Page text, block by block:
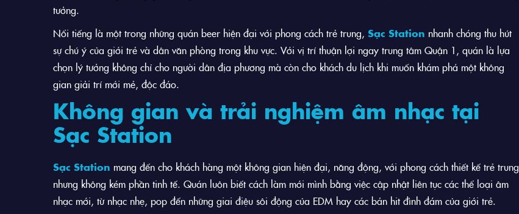
tưởng.
Nổi tiếng là một trong những quán beer hiện đại với phong cách trẻ trung, Sạc Station nhanh chóng thu hút
sự chú ý của giới trẻ và dân văn phòng trong khu vực. Với vị trí thuận lợi ngay trung tâm Quận 1, quán là lựa
chọn lý tưởng không chỉ cho người dân địa phương mà còn cho khách du lịch khi muốn khám phá một không
gian giải trí mới mẻ, độc đáo.
Không gian và trải nghiệm âm nhạc tại
Sạc Station
Sạc Station mang đến cho khách hàng một không gian hiện đại, năng động, với phong cách thiết kế trẻ trung
nhưng không kém phần tinh tế. Quán luôn biết cách làm mới mình bằng việc cập nhật liên tục các thể loại âm
nhạc mới, từ nhạc nhẹ, pop đến những giai điệu sôi động của EDM hay các bản hit đình đám của giới trẻ.